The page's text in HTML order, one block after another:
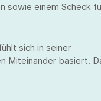
sowie einem Scheck
sich in seiner
Miteinander basiert.